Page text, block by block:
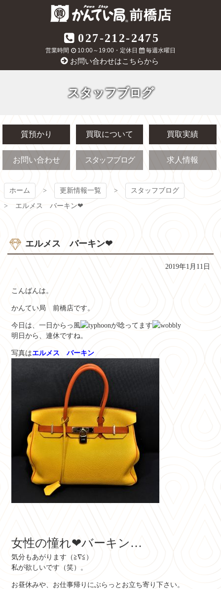
質屋かんてい局
前橋店
027-212-2475
営業時間 10:00～19:00・定休日 毎週水曜日
お問い合わせはこちらから
スタッフブログ
質預かり 買取について 買取実績
お問い合わせ スタッフブログ 求人情報
ホーム 更新情報一覧 スタッフブログ
エルメス バーキン❤
エルメス バーキン❤
2019年1月11日
こんばんは。
かんてい局 前橋店です。
今日は、一日からっ風
が唸ってます
明日から、連休ですね。
写真はエルメス バーキン
女性の憧れ❤バーキン…
気分もあがります（≧∇≦）
私が欲しいです（笑）。
お昼休みや、お仕事帰りにぶらっとお立ち寄り下さい。